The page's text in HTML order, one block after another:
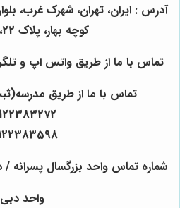
آدرس : ایران، تهران، شهرک غرب،
کوچه بهار، پلاک 22، طبقه اول
تماس با ما از طریق واتس اپ و تلگرام
تماس با ما از طریق
شماره تماس واحد بزرگسال پسرانه / داخل
واحد دبی